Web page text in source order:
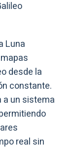
Luna
desde la
constante.
a un sistema
real sin